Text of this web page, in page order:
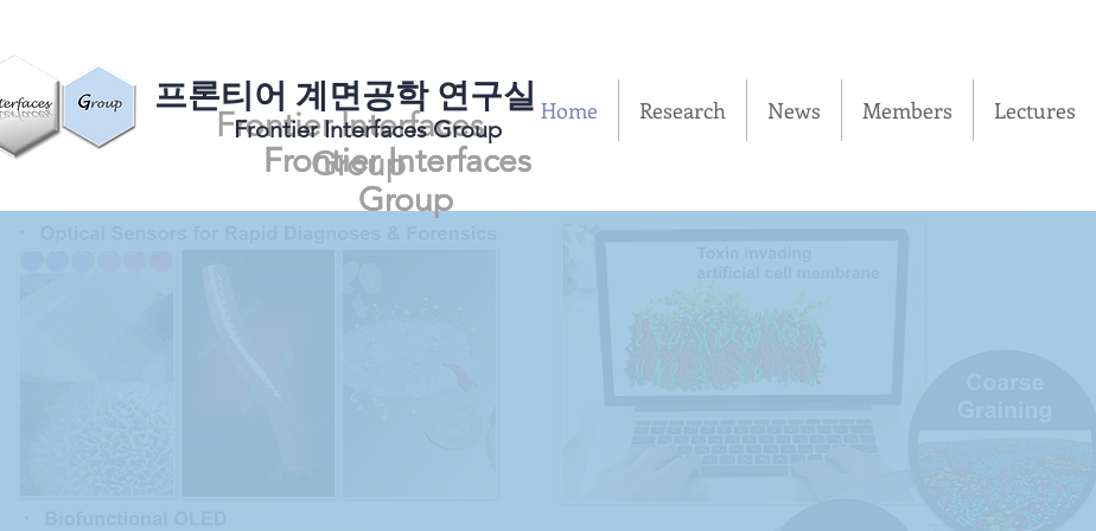
​프론티어 계면공학 연구실
Frontier Interfaces Group
Home Research News Members Lectures
Frontier Interfaces
Group
Frontier Interfaces
Group
Frontier Interfaces
Group